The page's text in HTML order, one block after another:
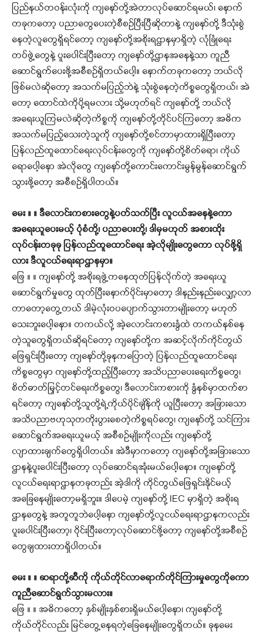
ပြည်နယ်တဝန်းလုံးကို ကျနော်တို့အဲတာလုပ်ဆောင်ရမယ်၊ နောက်
တခုကတော့ ပညာတွေပေးတဲ့စီစဉ်ပြီးပြီဆိုတာနဲ့ ကျနော်တို့ ဒီသုံးစွဲ
နေတဲ့လူတွေရှိရင်တော့ ကျနော်တို့အစိုးရဌာနမှာရှိတဲ့ လုံခြုံရေး
တပ်ဖွဲ့တွေနဲ့ ပူးပေါင်းပြီးတော့ ကျနော်တို့ဌာနအနေနဲ့သာ ကူညီ
ဆောင်ရွက်ပေးဖို့အစီစဉ်ရှိတယ်ပေါ့။ နောက်တခုကတော့ ဘယ်လို
ဖြစ်မလဲဆိုတော့ အသက်မပြည့်ဘဲနဲ့ သုံးစွဲနေတဲ့ကိစ္စတွေရှိတယ်၊ အဲ
တော့ ထောင်ထဲကိုပို့ရမလား သို့မဟုတ်ရင် ကျနော်တို့ ဘယ်လို
အရေးယူကြမလဲဆိုတဲ့ကိစ္စကို ကျနော်တို့တိုင်ပင်ကြတော့ အဓိက
အသက်မပြည့်သေးတဲ့သူကို ကျနော်တို့စင်တာမှာထားရှိပြီးတော့
ပြန်လည်ထူထောင်ရေးလုပ်ငန်းတွေကို ကျနော်တို့စိတ်ရော၊ ကိုယ်
ရောပေါ့နော အဲလိုတွေ ကျနော်တို့ကောင်းကောင်းမွန်မွန်ဆောင်ရွက်
သွားဖို့တော့ အစီစဉ်ရှိပါတယ်။
မေး ။ ။ ဒီလောင်းကစားတွေနဲ့ပတ်သက်ပြီး လူငယ်အနေနဲ့ကော
အရေးယူပေးမယ့် ပုံစံတို့၊ ပညာပေးတို့၊ ဒါမှမဟုတ် အစားထိုး
လုပ်ငန်းတခုခု ပြန်လည်ထူထောင်ရေး အဲ့လိုမျိုးတွေကော လုပ်ဖို့ရှိ
လား ဒီလူငယ်ရေးရာဌာနမှာ။
ဖြေ ။ ။ ကျနော်တို့ အစိုးရဖွဲ့ကနေထုတ်ပြန်လိုက်တဲ့ အရေးယူ
ဆောင်ရွက်မှုတွေ ထုတ်ပြီးနောက်ပိုင်းမှာတော့ ဒါနည်းနည်းလျှော့လာ
တာတော့တွေ့တယ် ဒါမဲ့လုံးဝပပျောက်သွားတာမျိုးတော့ မဟုတ်
သေးဘူးပေါ့နော။ တကယ်လို့ အဲ့လောင်းကစားနွံထဲ တကယ်နစ်နေ
တဲ့သူတွေရှိတယ်ဆိုရင်တော့ ကျနော်တို့က အဆင့်လိုက်ကိုင်တွယ်
ဖြေရှင်းပြီးတော့ ကျနော်တို့ခုနကပြောတဲ့ ပြန်လည်ထူထောင်ရေး
ကိစ္စတွေမှာ ကျနော်တို့ထည့်ပြီးတော့ အသိပညာပေးရေးကိစ္စတွေ၊
စိတ်ဓာတ်မြှင့်တင်ရေးကိစ္စတွေ၊ ဒီလောင်းကစားကို နွံနစ်မှာထက်စာ
ရင်တော့ ကျနော်တို့သူတို့ရဲ့ကိုယ်ပိုင်ချိန်ကို ယူပြီးတော့ အခြားသော
အသိပညာဗဟုသုတတိုးပွားစေတဲ့ကိစ္စရပ်တွေ၊ ကျနော်တို့ သင်ကြား
ဆောင်ရွက်အရေးယူမယ့် အစီစဉ်မျိုးကိုလည်း ကျနော်တို့
လျာထားချက်တွေရှိပါတယ်။ အဲဒီမှာကတော့ ကျနော်တို့အခြားသော
ဌာနနဲ့ပူးပေါင်းပြီးတော့ လုပ်ဆောင်ရအုံးမယ်ပေါ့နော။ ကျနော်တို့
လူငယ်ရေးရာဌာနတခုတည်း အဲ့ဒါကို ကိုင်တွယ်ဖြေရှင်းနိုင်မယ့်
အခြေနေမျိုးတော့မရှိဘူး။ ဒါပေမဲ့ ကျနော်တို့ IEC မှာရှိတဲ့ အစိုးရ
ဌာနတွေနဲ့ အတူတူဘဲပေါ့နော ကျနော်တို့လူငယ်ရေးရာဌာနကလည်း
ပူးပေါင်းပြီးတော့၊ ဝိုင်းပြီးတော့လုပ်ဆောင်ဖို့တော့ ကျနော်တို့အစီစဉ်
တွေချထားတာရှိပါတယ်။
မေး ။ ။ ဆရာတို့ဆီကို ကိုယ်တိုင်လာရောက်တိုင်ကြားမှုတွေကိုကော
ကူညီဆောင်ရွက်သွားမလား။
ဖြေ ။ ။ အဓိကတော့ နှစ်မျိုးနှစ်စားရှိမယ်ပေါ့နော၊ ကျနော်တို့
ကိုယ်တိုင်လည်း မြင်တွေ့နေရတဲ့ခြေနေမျိုးတွေရှိတယ်။ ခုနမေး